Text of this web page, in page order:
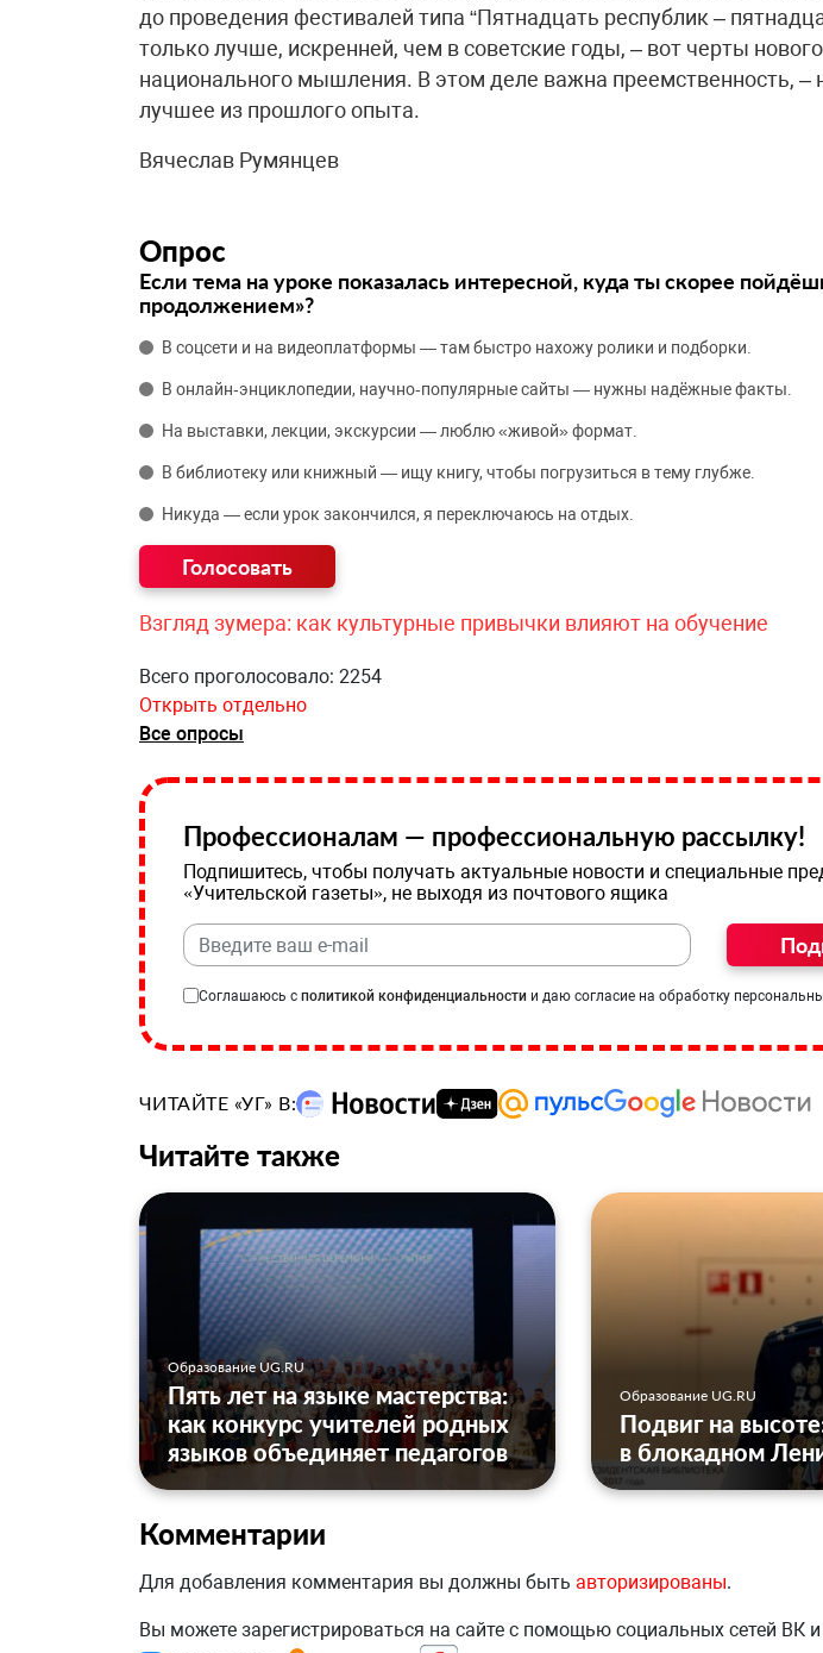
до проведения фестивалей типа “Пятнадцать республик –
только лучше, искренней, чем в советские годы, – вот черты
национального мышления. В этом деле важна преемственность, –
лучшее из прошлого опыта.
Вячеслав Румянцев
Опрос
Если тема на уроке показалась интересной, куда ты скорее
продолжением»?
В соцсети и на видеоплатформы — там быстро нахожу ролики и подборки.
В онлайн‑энциклопедии, научно‑популярные сайты — нужны надёжные факты.
На выставки, лекции, экскурсии — люблю «живой» формат.
В библиотеку или книжный — ищу книгу, чтобы погрузиться в тему глубже.
Никуда — если урок закончился, я переключаюсь на отдых.
Взгляд зумера: как культурные привычки влияют на обучение
Всего проголосовало: 2254
Открыть отдельно
Все опросы
Профессионалам — профессиональную рассылку!
Подпишитесь, чтобы получать актуальные новости и специальные
«Учительской газеты», не выходя из почтового ящика
Соглашаюсь с политикой конфиденциальности и даю согласие на обработку
ЧИТАЙТЕ «УГ» В:
Читайте также
Образование UG.RU
Пять лет на языке мастерства:
как конкурс учителей родных
языков объединяет педагогов
Образование UG.RU
Подвиг на
в блокадном
Комментарии
Для добавления комментария вы должны быть авторизированы.
Вы можете зарегистрироваться на сайте с помощью социальных сетей ВК